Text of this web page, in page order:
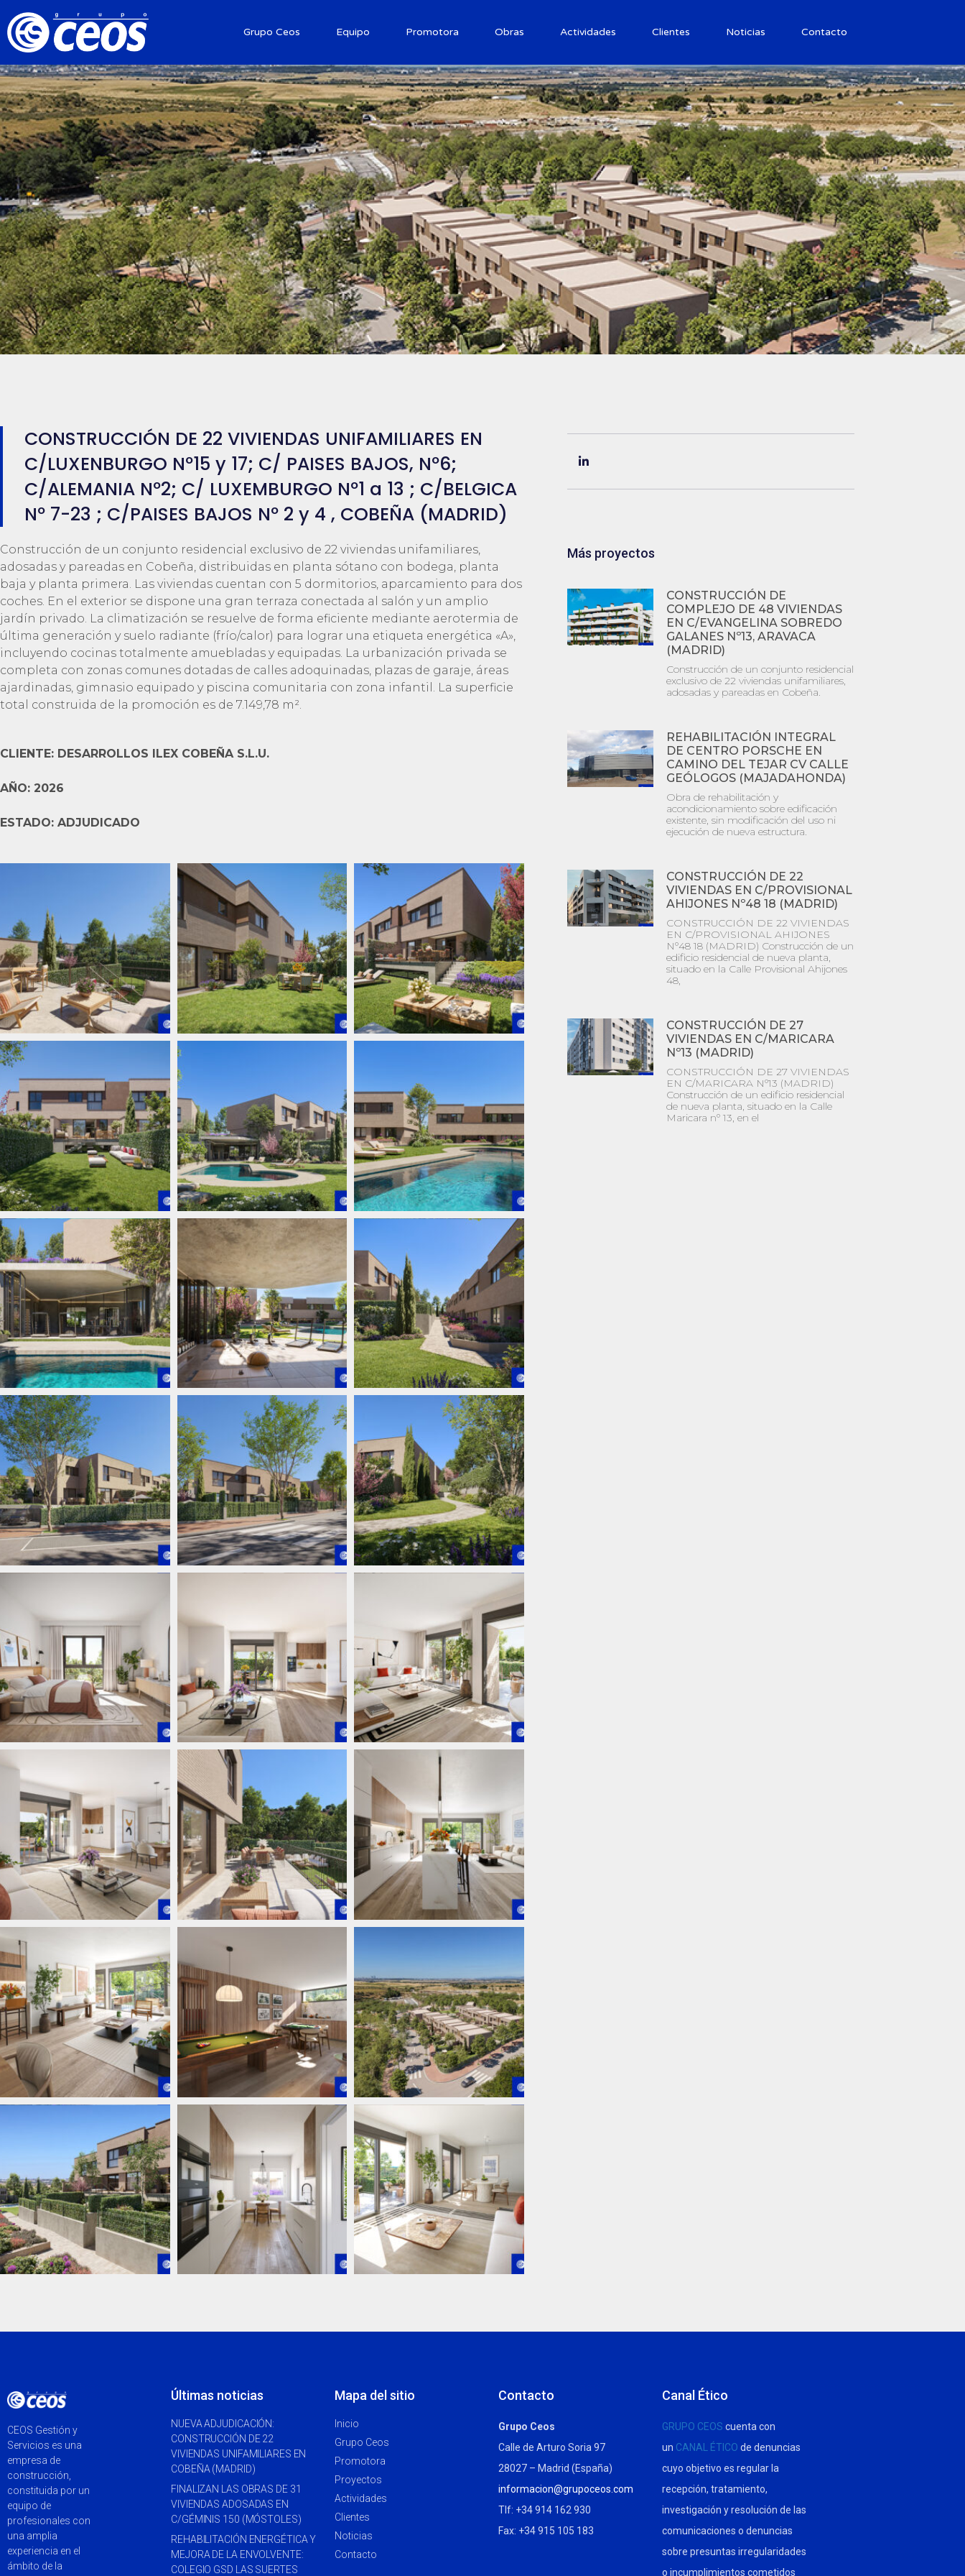
Grupo Ceos Equipo Promotora Obras Actividades Clientes Noticias Contacto
CONSTRUCCIÓN DE 22 VIVIENDAS UNIFAMILIARES EN
C/LUXENBURGO Nº15 y 17; C/ PAISES BAJOS, Nº6;
C/ALEMANIA Nº2; C/ LUXEMBURGO Nº1 a 13 ; C/BELGICA
Nº 7-23 ; C/PAISES BAJOS Nº 2 y 4 , COBEÑA (MADRID)
Construcción de un conjunto residencial exclusivo de 22 viviendas unifamiliares,
adosadas y pareadas en Cobeña, distribuidas en planta sótano con bodega, planta
baja y planta primera. Las viviendas cuentan con 5 dormitorios, aparcamiento para dos
coches. En el exterior se dispone una gran terraza conectada al salón y un amplio
jardín privado. La climatización se resuelve de forma eficiente mediante aerotermia de
última generación y suelo radiante (frío/calor) para lograr una etiqueta energética «A»,
incluyendo cocinas totalmente amuebladas y equipadas. La urbanización privada se
completa con zonas comunes dotadas de calles adoquinadas, plazas de garaje, áreas
ajardinadas, gimnasio equipado y piscina comunitaria con zona infantil . La superficie
total construida de la promoción es de 7.149,78 m².
CLIENTE: DESARROLLOS ILEX COBEÑA S.L.U.
AÑO: 2026
ESTADO: ADJUDICADO
Más proyectos
CONSTRUCCIÓN DE
COMPLEJO DE 48 VIVIENDAS
EN C/EVANGELINA SOBREDO
GALANES Nº13, ARAVACA
(MADRID)
Construcción de un conjunto residencial
exclusivo de 22 viviendas unifamiliares,
adosadas y pareadas en Cobeña.
REHABILITACIÓN INTEGRAL
DE CENTRO PORSCHE EN
CAMINO DEL TEJAR CV CALLE
GEÓLOGOS (MAJADAHONDA)
Obra de rehabilitación y
acondicionamiento sobre edificación
existente, sin modificación del uso ni
ejecución de nueva estructura.
CONSTRUCCIÓN DE 22
VIVIENDAS EN C/PROVISIONAL
AHIJONES Nº48 18 (MADRID)
CONSTRUCCIÓN DE 22 VIVIENDAS
EN C/PROVISIONAL AHIJONES
Nº48 18 (MADRID) Construcción de un
edificio residencial de nueva planta,
situado en la Calle Provisional Ahijones
48,
CONSTRUCCIÓN DE 27
VIVIENDAS EN C/MARICARA
Nº13 (MADRID)
CONSTRUCCIÓN DE 27 VIVIENDAS
EN C/MARICARA Nº13 (MADRID)
Construcción de un edificio residencial
de nueva planta, situado en la Calle
Maricara nº 13, en el
CEOS Gestión y
Servicios es una
empresa de
construcción,
constituida por un
equipo de
profesionales con
una amplia
experiencia en el
ámbito de la
Últimas noticias
NUEVA ADJUDICACIÓN:
CONSTRUCCIÓN DE 22
VIVIENDAS UNIFAMILIARES EN
COBEÑA (MADRID)
FINALIZAN LAS OBRAS DE 31
VIVIENDAS ADOSADAS EN
C/GÉMINIS 150 (MÓSTOLES)
REHABILITACIÓN ENERGÉTICA Y
MEJORA DE LA ENVOLVENTE:
COLEGIO GSD LAS SUERTES
Mapa del sitio
Inicio
Grupo Ceos
Promotora
Proyectos
Actividades
Clientes
Noticias
Contacto
Contacto
Grupo Ceos
Calle de Arturo Soria 97
28027 – Madrid (España)
informacion@grupoceos.com
Tlf: +34 914 162 930
Fax: +34 915 105 183
Canal Ético
GRUPO CEOS cuenta con
un CANAL ÉTICO de denuncias
cuyo objetivo es regular la
recepción, tratamiento,
investigación y resolución de las
comunicaciones o denuncias
sobre presuntas irregularidades
o incumplimientos cometidos